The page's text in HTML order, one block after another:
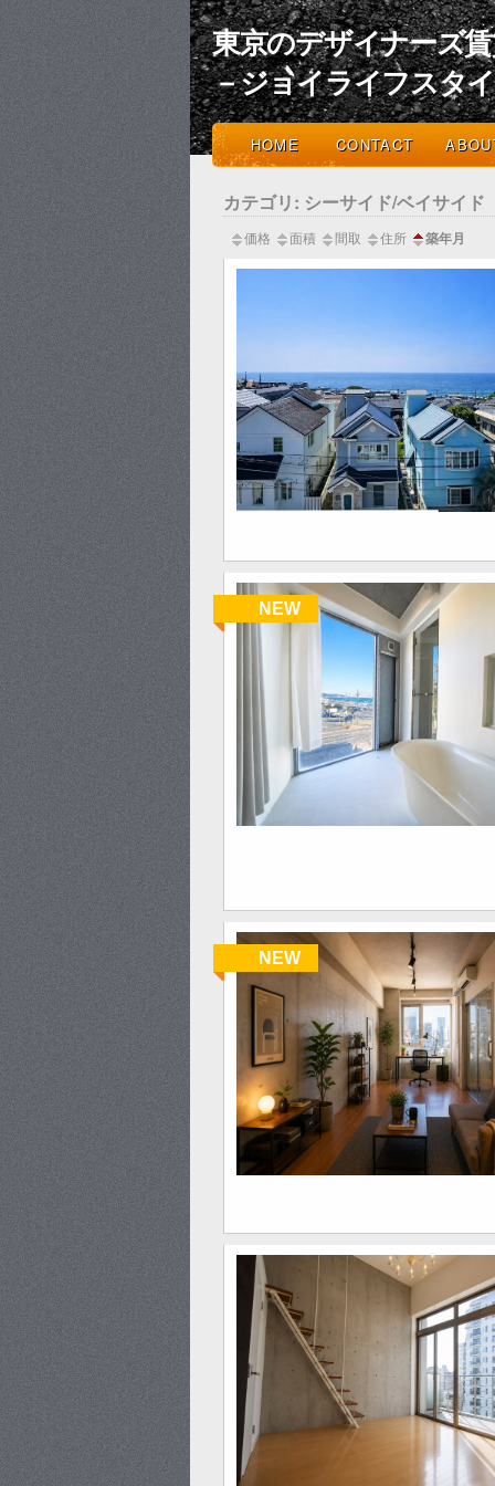
東京のデザイナーズ
－ジョイライフスタ
HOME CONTACT
カテゴリ: シーサイド/ベイサイド
価格 面積 間取 住所 築年月
NEW
NEW